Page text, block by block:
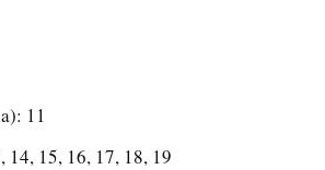
11
14, 15, 16, 17, 18, 19